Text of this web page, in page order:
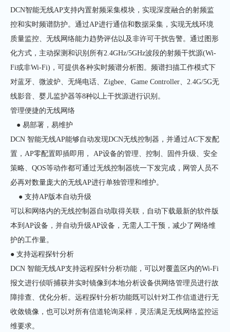
DCN智能无线AP支持内置射频采集模块，实现深度融合的射频监
控和实时频谱防护。通过AP进行通信和数据采集，实现无线环境
质量监控、无线网络能力趋势评估以及非许可干扰告警。通过图形
化方式，主动探测和识别所有2.4GHz/5GHz波段的射频干扰源(Wi-
Fi或非Wi-Fi)，可提供各种实时频谱分析图。频谱扫描工作模式下
对蓝牙、微波炉、无绳电话、Zigbee、Game Controller、2.4G/5G无
线影音、婴儿监护器等8种以上干扰源进行识别。
管理便捷的无线网络
● 易部署，易维护
DCN 智能无线AP能够自动发现DCN无线控制器，并通过AC下发配
置，AP零配置即插即用， AP设备的管理、控制、固件升级、安全
策略、QOS等动作都可通过无线控制器统一下发完成，网管人员不
必再对数量庞大的无线AP进行单独管理和维护。
● 支持AP版本自动升级
可以和网络内的无线控制器自动取得关联，自动下载最新的软件版
本到AP设备，并自动升级AP设备，无需人工干预，减少了网络维
护的工作量。
● 支持远程探针分析
DCN 智能无线AP支持远程探针分析功能，可以对覆盖区内的Wi-Fi
报文进行侦听捕获并实时镜像到本地分析设备供网络管理员进行故
障排查、优化分析。远程探针分析功能既可以针对工作信道进行无
收敛镜像，也可以对所有信道轮询采样，灵活满足无线网络监控运
维要求。